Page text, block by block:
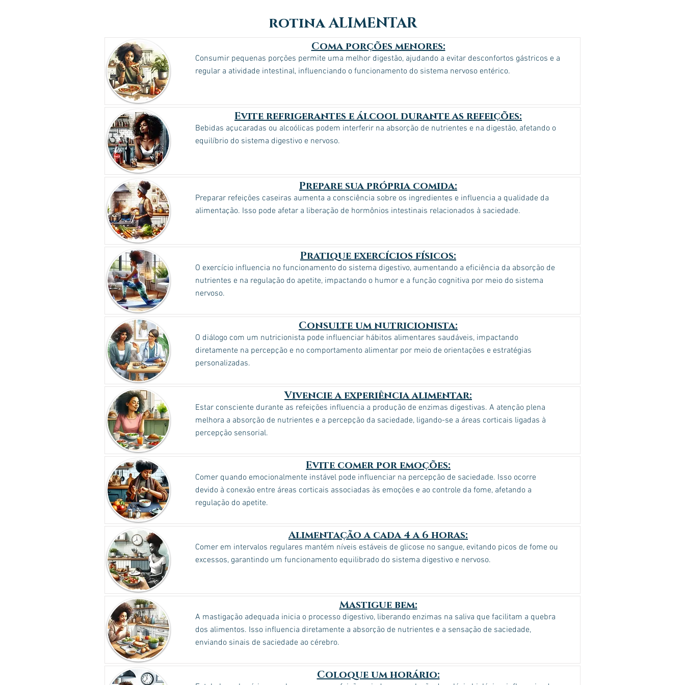
rotina ALIMENTAR
Coma porções menores:
Consumir pequenas porções permite uma melhor digestão, ajudando a evitar desconfortos gástricos e a
regular a atividade intestinal, influenciando o funcionamento do sistema nervoso entérico.
Evite refrigerantes e álcool durante as refeições:
Bebidas açucaradas ou alcoólicas podem interferir na absorção de nutrientes e na digestão, afetando o
equilíbrio do sistema digestivo e nervoso.
Prepare sua própria comida:
Preparar refeições caseiras aumenta a consciência sobre os ingredientes e influencia a qualidade da
alimentação. Isso pode afetar a liberação de hormônios intestinais relacionados à saciedade.
Pratique exercícios físicos:
O exercício influencia no funcionamento do sistema digestivo, aumentando a eficiência da absorção de
nutrientes e na regulação do apetite, impactando o humor e a função cognitiva por meio do sistema
nervoso.
Consulte um nutricionista:
O diálogo com um nutricionista pode influenciar hábitos alimentares saudáveis, impactando
diretamente na percepção e no comportamento alimentar por meio de orientações e estratégias
personalizadas.
Vivencie a experiência alimentar:
Estar consciente durante as refeições influencia a produção de enzimas digestivas. A atenção plena
melhora a absorção de nutrientes e a percepção da saciedade, ligando-se a áreas corticais ligadas à
percepção sensorial.
Evite comer por emoções:
Comer quando emocionalmente instável pode influenciar na percepção de saciedade. Isso ocorre
devido à conexão entre áreas corticais associadas às emoções e ao controle da fome, afetando a
regulação do apetite.
Alimentação a cada 4 a 6 horas:
Comer em intervalos regulares mantém níveis estáveis de glicose no sangue, evitando picos de fome ou
excessos, garantindo um funcionamento equilibrado do sistema digestivo e nervoso.
Mastigue bem:
A mastigação adequada inicia o processo digestivo, liberando enzimas na saliva que facilitam a quebra
dos alimentos. Isso influencia diretamente a absorção de nutrientes e a sensação de saciedade,
enviando sinais de saciedade ao cérebro.
Coloque um horário: